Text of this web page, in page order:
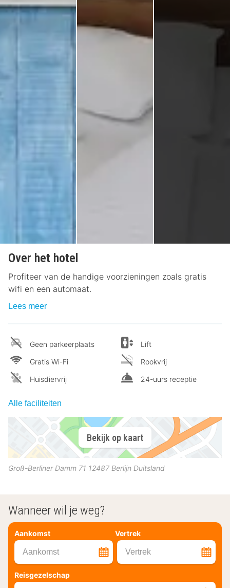
Over het hotel
Profiteer van de handige voorzieningen zoals gratis
wifi en een automaat.
Lees meer
Geen parkeerplaats
Gratis Wi-Fi
Huisdiervrij
Lift
Rookvrij
24-uurs receptie
Alle faciliteiten
Bekijk op kaart
Groß-Berliner Damm 71 12487 Berlijn Duitsland
Wanneer wil je weg?
Aankomst Vertrek
Aankomst Vertrek
Reisgezelschap